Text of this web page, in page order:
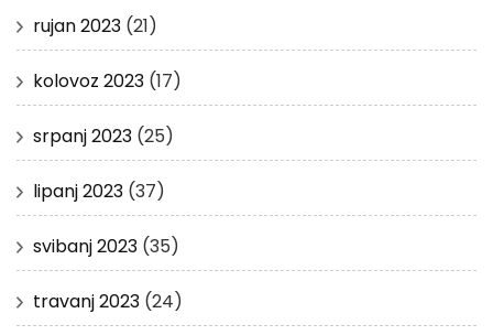
rujan 2023 (21)
kolovoz 2023 (17)
srpanj 2023 (25)
lipanj 2023 (37)
svibanj 2023 (35)
travanj 2023 (24)